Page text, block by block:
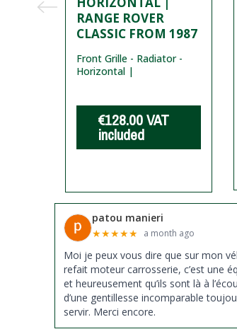
RANGE ROVER
CLASSIC FROM 1987
Front Grille - Radiator -
Horizontal |
€128.00VAT
included
patou manieri
★★★★★ a month ago
Moi je peux vous dire que sur mon
refait moteur carrosserie, c’est une
et heureusement qu’ils sont là à
d’une gentillesse incomparable
servir. Merci encore.